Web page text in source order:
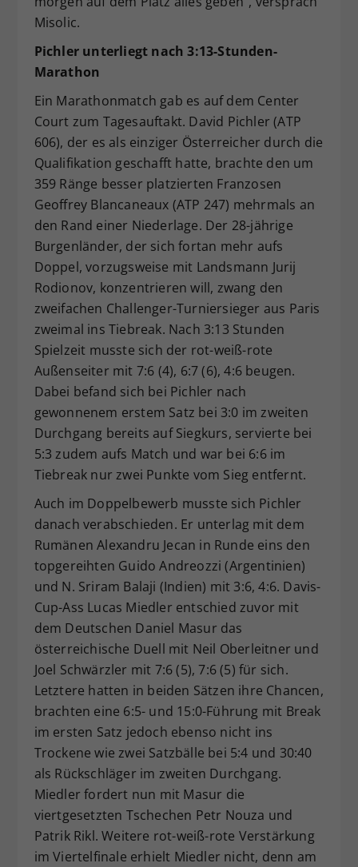
Misolic.
Pichler unterliegt nach 3:13-Stunden-
Marathon
Ein Marathonmatch gab es auf dem Center
Court zum Tagesauftakt. David Pichler (ATP
606), der es als einziger Österreicher durch die
Qualifikation geschafft hatte, brachte den um
359 Ränge besser platzierten Franzosen
Geoffrey Blancaneaux (ATP 247) mehrmals an
den Rand einer Niederlage. Der 28-jährige
Burgenländer, der sich fortan mehr aufs
Doppel, vorzugsweise mit Landsmann Jurij
Rodionov, konzentrieren will, zwang den
zweifachen Challenger-Turniersieger aus Paris
zweimal ins Tiebreak. Nach 3:13 Stunden
Spielzeit musste sich der rot-weiß-rote
Außenseiter mit 7:6 (4), 6:7 (6), 4:6 beugen.
Dabei befand sich bei Pichler nach
gewonnenem erstem Satz bei 3:0 im zweiten
Durchgang bereits auf Siegkurs, servierte bei
5:3 zudem aufs Match und war bei 6:6 im
Tiebreak nur zwei Punkte vom Sieg entfernt.
Auch im Doppelbewerb musste sich Pichler
danach verabschieden. Er unterlag mit dem
Rumänen Alexandru Jecan in Runde eins den
topgereihten Guido Andreozzi (Argentinien)
und N. Sriram Balaji (Indien) mit 3:6, 4:6. Davis-
Cup-Ass Lucas Miedler entschied zuvor mit
dem Deutschen Daniel Masur das
österreichische Duell mit Neil Oberleitner und
Joel Schwärzler mit 7:6 (5), 7:6 (5) für sich.
Letztere hatten in beiden Sätzen ihre Chancen,
brachten eine 6:5- und 15:0-Führung mit Break
im ersten Satz jedoch ebenso nicht ins
Trockene wie zwei Satzbälle bei 5:4 und 30:40
als Rückschläger im zweiten Durchgang.
Miedler fordert nun mit Masur die
viertgesetzten Tschechen Petr Nouza und
Patrik Rikl. Weitere rot-weiß-rote Verstärkung
im Viertelfinale erhielt Miedler nicht, denn am